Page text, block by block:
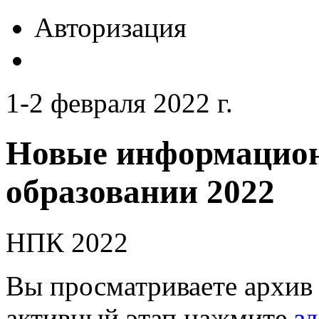
Авторизация
1-2 февраля 2022 г.
Новые
образовании 2022
НПК 2022
Вы просматриваете